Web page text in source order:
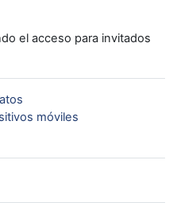
el acceso para invitados
móviles